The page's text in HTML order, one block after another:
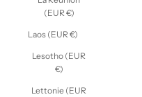
(EUR €)
Laos (EUR €)
Lesotho (EUR
€)
Lettonie (EUR